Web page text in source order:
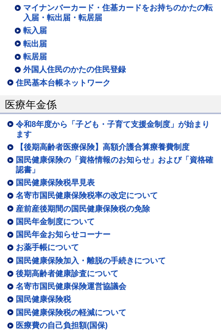
マイナンバーカード・住基カードをお持ちのかたの転
入届・転出届・転居届
転入届
転出届
転居届
外国人住民のかたの住民登録
住民基本台帳ネットワーク
医療年金係
令和8年度から「子ども・子育て支援金制度」が始まり
ます
【後期高齢者医療保険】高額介護合算療養費制度
国民健康保険の「資格情報のお知らせ」および「資格確
認書」
国民健康保険税早見表
名寄市国民健康保険税率の改定について
産前産後期間の国民健康保険税の免除
国民年金制度について
国民年金お知らせコーナー
お薬手帳について
国民健康保険加入・離脱の手続きについて
後期高齢者健康診査について
名寄市国民健康保険運営協議会
国民健康保険税
国民健康保険税の軽減について
医療費の自己負担額(国保)